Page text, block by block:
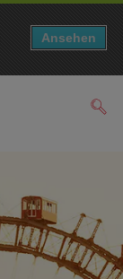
Ansehen